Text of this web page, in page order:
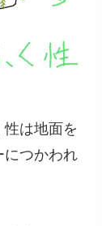
は地面を
につかわれ